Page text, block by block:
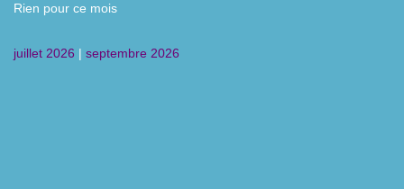
Rien pour ce mois
juillet 2026 | septembre 2026